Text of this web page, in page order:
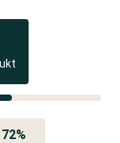
72%